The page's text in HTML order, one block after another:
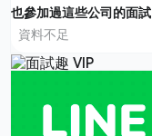
也參加過這些公司的面試
資料不足